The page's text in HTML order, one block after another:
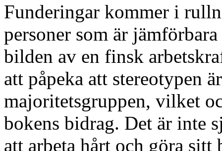
Funderingar kommer i
personer som är
bilden av en finsk
att påpeka att stereotypen
majoritetsgruppen, vilket
bokens bidrag. Det är inte
att arbeta hårt och göra sitt